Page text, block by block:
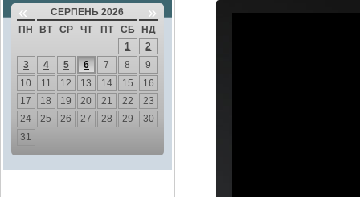
« СЕРПЕНЬ 2026 »
ПН ВТ СР ЧТ ПТ СБ
НД
1
2
3
4 5 6 7 8
9
10
11 12 13 14 15
16
17
18 19 20 21 22
23
24
25 26 27 28 29
30
31